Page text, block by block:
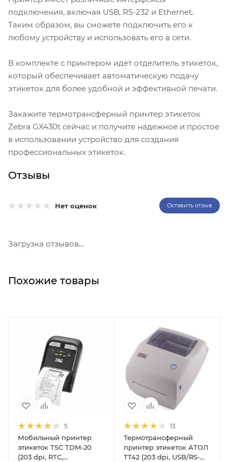
подключения, включая USB, RS-232 и Ethernet.
Таким образом, вы сможете подключить его к
любому устройству и использовать его в сети.
В комплекте с принтером идет отделитель этикеток,
который обеспечивает автоматическую подачу
этикеток для более удобной и эффективной печати.
Закажите термотрансферный принтер этикеток
Zebra GX430t сейчас и получите надежное и простое
в использовании устройство для создания
профессиональных этикеток.
Отзывы
Нет оценок Оставить отзыв
Загрузка отзывов...
Похожие товары
5
Мобильный принтер
этикеток TSC TDM-20
(203 dpi, RTC,
13
Термотрансферный
принтер этикеток АТОЛ
ТТ42 (203 dpi, USB/RS-